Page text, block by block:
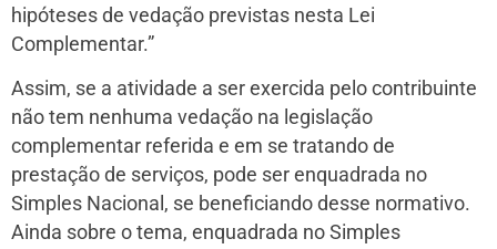
hipóteses de vedação previstas nesta Lei
Complementar.”
Assim, se a atividade a ser exercida pelo contribuinte
não tem nenhuma vedação na legislação
complementar referida e em se tratando de
prestação de serviços, pode ser enquadrada no
Simples Nacional, se beneficiando desse normativo.
Ainda sobre o tema, enquadrada no Simples